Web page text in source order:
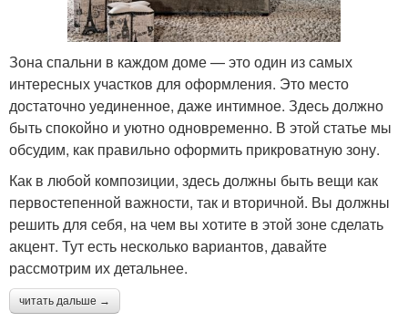
Зона спальни в каждом доме — это один из самых
интересных участков для оформления. Это место
достаточно уединенное, даже интимное. Здесь должно
быть спокойно и уютно одновременно. В этой статье мы
обсудим, как правильно оформить прикроватную зону.
Как в любой композиции, здесь должны быть вещи как
первостепенной важности, так и вторичной. Вы должны
решить для себя, на чем вы хотите в этой зоне сделать
акцент. Тут есть несколько вариантов, давайте
рассмотрим их детальнее.
читать дальше →